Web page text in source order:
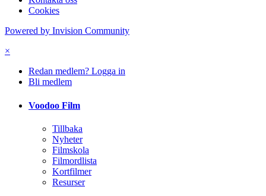
Svenska (Standard)
Kontakta oss
Powered by Invision Community
Redan medlem? Logga in
Bli medlem
Voodoo Film